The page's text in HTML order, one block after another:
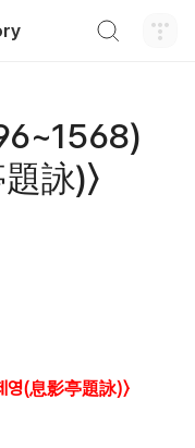
詠)〉
영(息影亭題詠)〉